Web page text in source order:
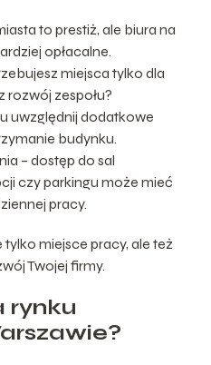
to prestiż, ale biura na
opłacalne.
miejsca tylko dla
rozwój zespołu?
uwzględnij dodatkowe
budynku.
– dostęp do sal
czy parkingu może mieć
pracy.
miejsce pracy, ale też
Twojej firmy.
rynku